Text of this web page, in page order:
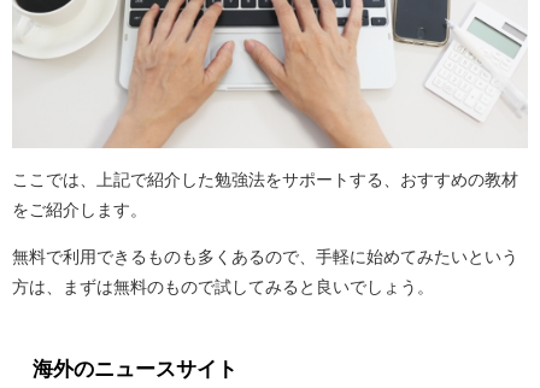
ここでは、上記で紹介した勉強法をサポートする、おすすめの教材
をご紹介します。
無料で利用できるものも多くあるので、手軽に始めてみたいという
方は、まずは無料のもので試してみると良いでしょう。
海外のニュースサイト